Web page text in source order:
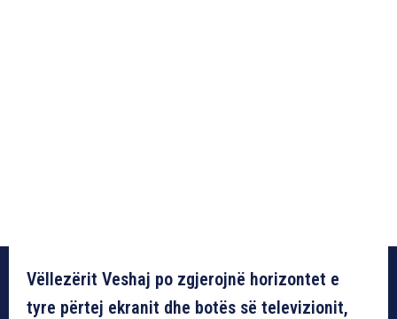
Vëllezërit Veshaj po zgjerojnë horizontet e
tyre përtej ekranit dhe botës së televizionit,